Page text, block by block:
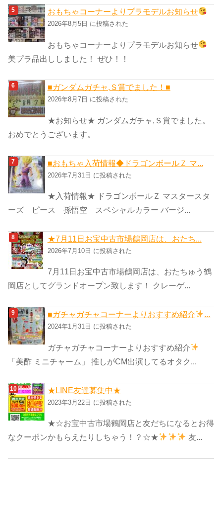
おもちゃコーナーよりプラモデルお知らせ
2026年8月5日 に投稿された
おもちゃコーナーよりプラモデルお知らせ
美プラ品出ししました！ ぜひ！！
■ガンダムガチャ,Ｓ賞でました！■
2026年8月7日 に投稿された
★お知らせ★ ガンダムガチャ,Ｓ賞でました。
おめでとうございます。
■おもちゃ入荷情報◆ドラゴンボールＺ マ...
2026年7月31日 に投稿された
★入荷情報★ ドラゴンボールＺ マスタースタ
ーズ ピース 孫悟空 スペシャルカラー バージ...
★7月11日お宝中古市場鶴岡店は、おたち...
2026年7月10日 に投稿された
7月11日お宝中古市場鶴岡店は、おたちゅう鶴
岡店としてグランドオープン致します！ クレーゲ...
■ガチャガチャコーナーよりおすすめ紹介 ...
2024年1月31日 に投稿された
ガチャガチャコーナーよりおすすめ紹介
「美酢 ミニチャーム」 推しがCM出演してるオタク...
★LINE友達募集中★
2023年3月22日 に投稿された
★☆お宝中古市場鶴岡店と友だちになるとお得
なクーポンかもらえたりしちゃう！？☆★
友...